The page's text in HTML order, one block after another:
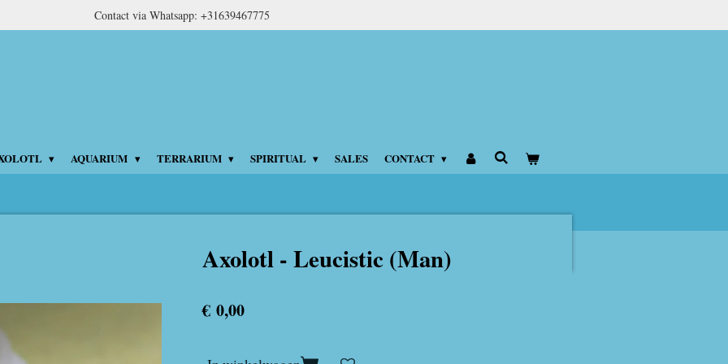
Contact via Whatsapp: +31639467775
AQUARIUM TERRARIUM SPIRITUAL SALES CONTACT
Axolotl - Leucistic (Man)
€ 0,00